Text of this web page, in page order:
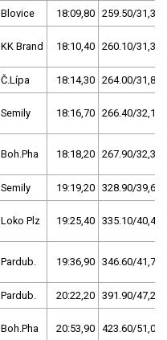
Blovice 18:09,80 259.50/31,3
KK Brand 18:10,40 260.10/31,3
Č.Lípa 18:14,30 264.00/31,8
Semily 18:16,70 266.40/32,1
Boh.Pha 18:18,20 267.90/32,3
Semily 19:19,20 328.90/39,6
Loko Plz 19:25,40 335.10/40,4
Pardub. 19:36,90 346.60/41,7
Pardub. 20:22,20 391.90/47,2
Boh.Pha 20:53,90 423.60/51,0